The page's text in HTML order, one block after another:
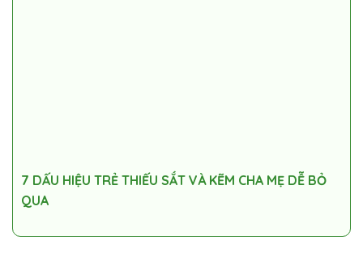
7 DẤU HIỆU TRẺ THIẾU SẮT VÀ KẼM CHA MẸ DỄ BỎ
QUA